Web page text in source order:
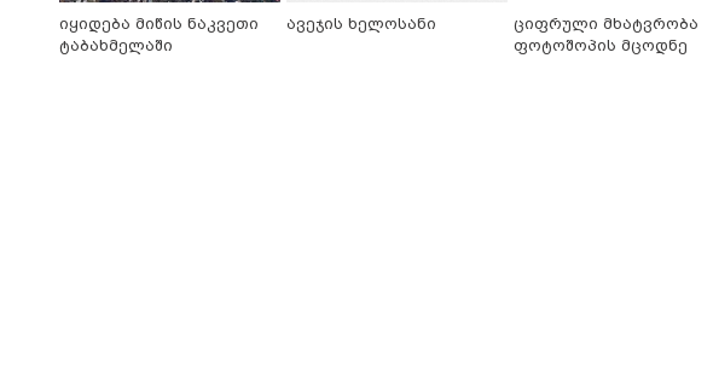
იყიდება მიწის ნაკვეთი
ტაბახმელაში
ავეჯის ხელოსანი
ციფრული მხატვრობა
ფოტოშოპის მცოდნე